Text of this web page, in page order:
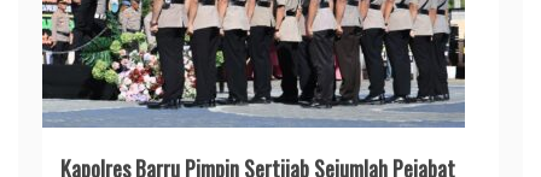
Kapolres Barru Pimpin Sertijab Sejumlah Pejabat